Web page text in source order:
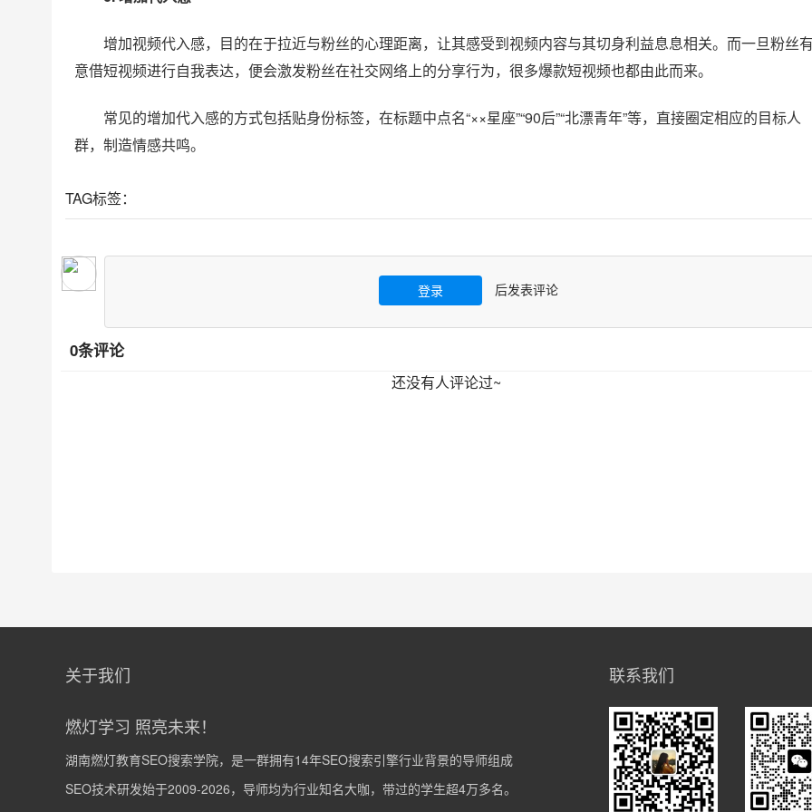
增加视频代入感，目的在于拉近与粉丝的心理距离，让其感受到视频内容与其切身利益息息相关。而一旦粉丝
意借短视频进行自我表达，便会激发粉丝在社交网络上的分享行为，很多爆款短视频也都由此而来。
常见的增加代入感的方式包括贴身份标签，在标题中点名“××星座”“90后”“北漂青年”等，直接圈定相应的目标人
群，制造情感共鸣。
TAG标签：
登录 后发表评论
0条评论
还没有人评论过~
关于我们
燃灯学习 照亮未来！
湖南燃灯教育SEO搜索学院，是一群拥有14年SEO搜索引擎行业背景的导师组成
SEO技术研发始于2009-2026，导师均为行业知名大咖，带过的学生超4万多名。
联系我们